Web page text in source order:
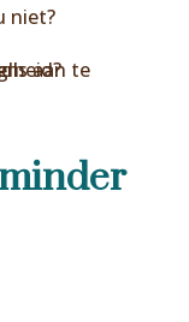
niet?